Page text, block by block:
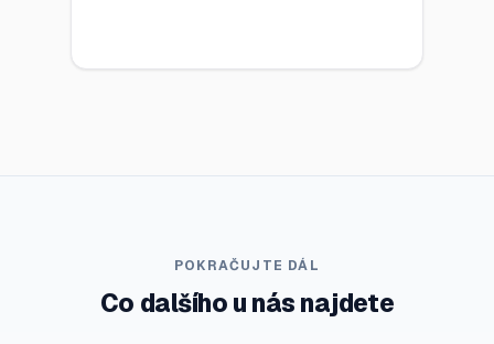
POKRAČUJTE DÁL
Co dalšího u nás najdete